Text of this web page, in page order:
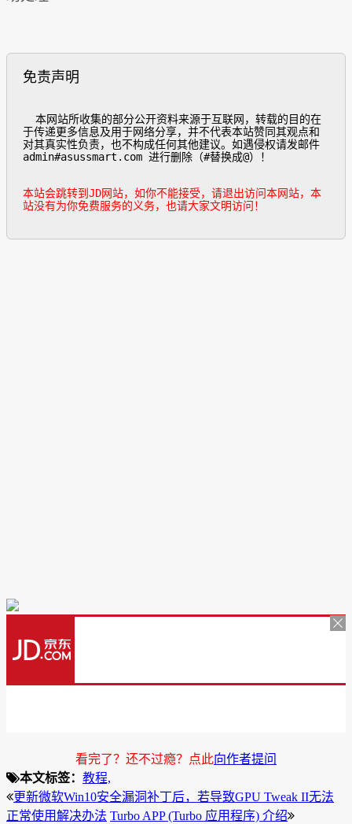
免责声明
于传递更多信息及用于网络分享，并不代表本站赞同其观点和
对其真实性负责，也不构成任何其他建议。如遇侵权请发邮件
admin#asussmart.com 进行删除（#替换成@）！
本站会跳转到JD网站，如你不能接受，请退出访问本网站，本
站没有为你免费服务的义务，也请大家文明访问！
看完了？还不过瘾？点此向作者提问
本文标签： 教程,
更新微软Win10安全漏洞补丁后，若导致GPU Tweak II无法
正常使用解决办法 Turbo APP (Turbo 应用程序) 介绍